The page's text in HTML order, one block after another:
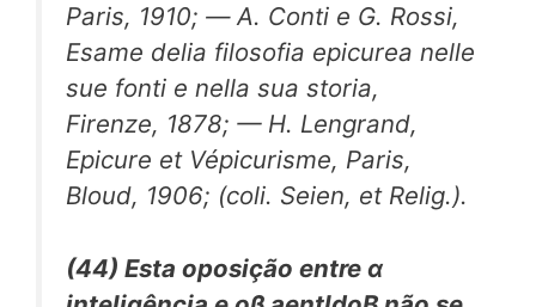
Paris, 1910; — Α. Conti e G. Rossi,
Esame delia filosofia epicurea nelle
sue fonti e nella sua storia,
Firenze, 1878; — H. Lengrand,
Epicure et Vépicurisme, Paris,
Bloud, 1906; (coli. Seien, et Relig.).
(44) Esta oposição entre α